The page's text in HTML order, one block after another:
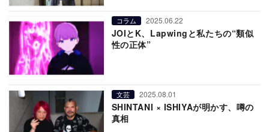
コラム 2025.06.22
JOIとK、Lapwingと私たちの“類似
性の正体”
文芸 2025.08.01
SHINTANI × ISHIYAが明かす、噂の
真相